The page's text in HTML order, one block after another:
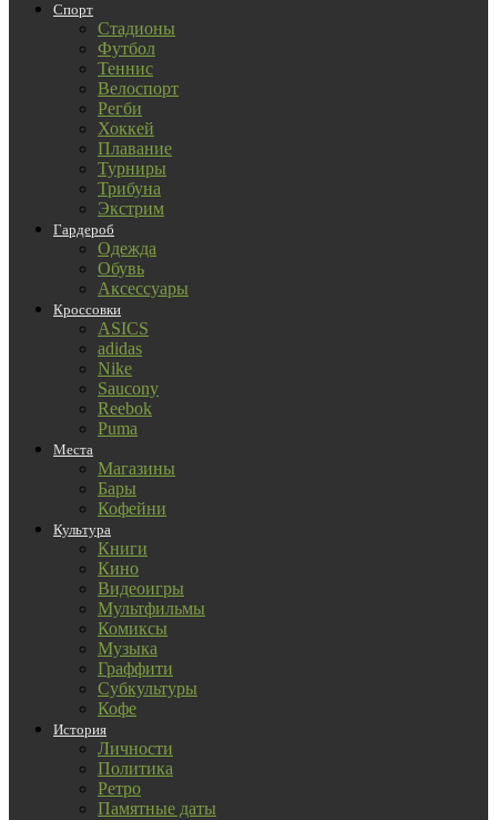
Спорт
Стадионы
Футбол
Теннис
Велоспорт
Регби
Хоккей
Плавание
Турниры
Трибуна
Экстрим
Гардероб
Одежда
Обувь
Аксессуары
Кроссовки
ASICS
adidas
Nike
Saucony
Reebok
Puma
Места
Магазины
Бары
Кофейни
Культура
Книги
Кино
Видеоигры
Мультфильмы
Комиксы
Музыка
Граффити
Субкультуры
Кофе
История
Личности
Политика
Ретро
Памятные даты